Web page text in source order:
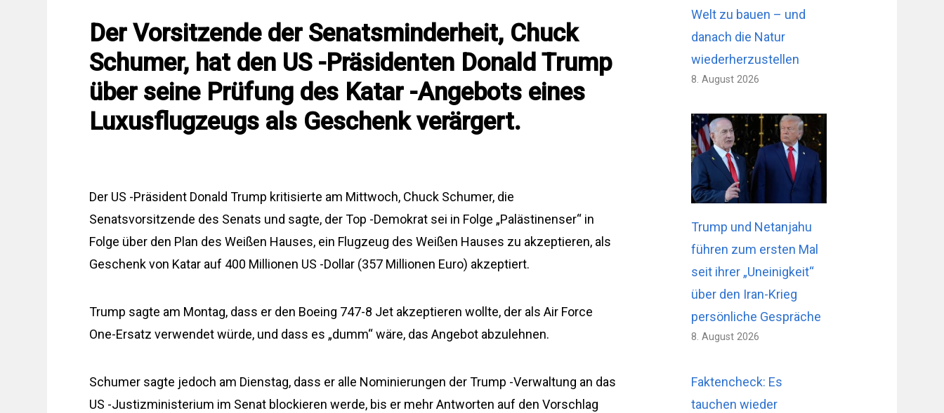
Der Vorsitzende der Senatsminderheit, Chuck
Schumer, hat den US -Präsidenten Donald Trump
über seine Prüfung des Katar -Angebots eines
Luxusflugzeugs als Geschenk verärgert.
Der US -Präsident Donald Trump kritisierte am Mittwoch, Chuck Schumer, die
Senatsvorsitzende des Senats und sagte, der Top -Demokrat sei in Folge „Palästinenser“ in
Folge über den Plan des Weißen Hauses, ein Flugzeug des Weißen Hauses zu akzeptieren, als
Geschenk von Katar auf 400 Millionen US -Dollar (357 Millionen Euro) akzeptiert.
Trump sagte am Montag, dass er den Boeing 747-8 Jet akzeptieren wollte, der als Air Force
One-Ersatz verwendet würde, und dass es „dumm“ wäre, das Angebot abzulehnen.
Schumer sagte jedoch am Dienstag, dass er alle Nominierungen der Trump -Verwaltung an das
US -Justizministerium im Senat blockieren werde, bis er mehr Antworten auf den Vorschlag
Welt zu bauen – und
danach die Natur
wiederherzustellen
8. August 2026
Trump und Netanjahu
führen zum ersten Mal
seit ihrer „Uneinigkeit“
über den Iran-Krieg
persönliche Gespräche
8. August 2026
Faktencheck: Es
tauchen wieder